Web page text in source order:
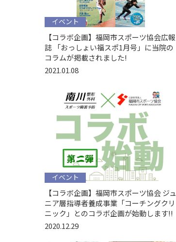
イベント
【コラボ企画】福岡市スポーツ協会広報
誌 「おっしょい福スポ1月号」に当院の
コラムが掲載されました!
2021.01.08
イベント
【コラボ企画】福岡市スポーツ協会 ジュ
ニア層指導者養成事業「コーチングクリ
ニック」とのコラボ企画が始動します!!
2020.12.29